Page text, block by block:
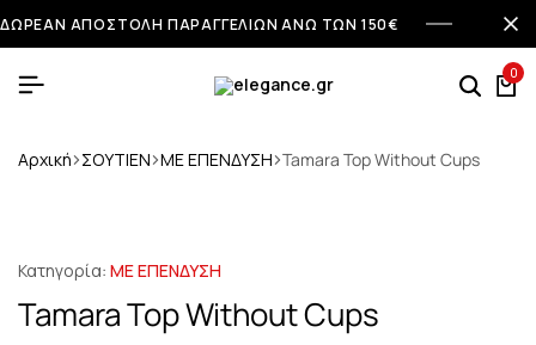
ΔΩΡΕΑΝ ΑΠΟΣΤΟΛΗ ΠΑΡΑΓΓΕΛΙΩΝ ΑΝΩ ΤΩΝ 150€
0
Αρχική ΣΟΥΤΙΕΝ ΜΕ ΕΠΕΝΔΥΣΗ Tamara Top Without Cups
Κατηγορία: ΜΕ ΕΠΕΝΔΥΣΗ
Tamara Top Without Cups